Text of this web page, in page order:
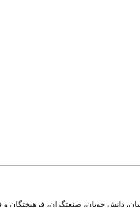
دانش جویان، صنعتگران، فرهیختگان